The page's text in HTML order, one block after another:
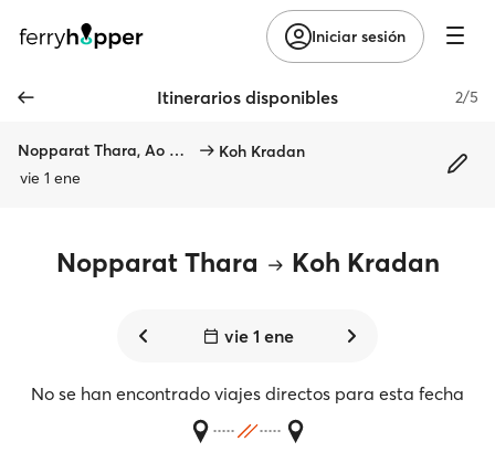
Iniciar sesión
Itinerarios disponibles 2/5
Nopparat Thara, Ao Nang
Koh Kradan
vie 1 ene
Nopparat Thara Koh Kradan
vie 1 ene
No se han encontrado viajes directos para esta fecha